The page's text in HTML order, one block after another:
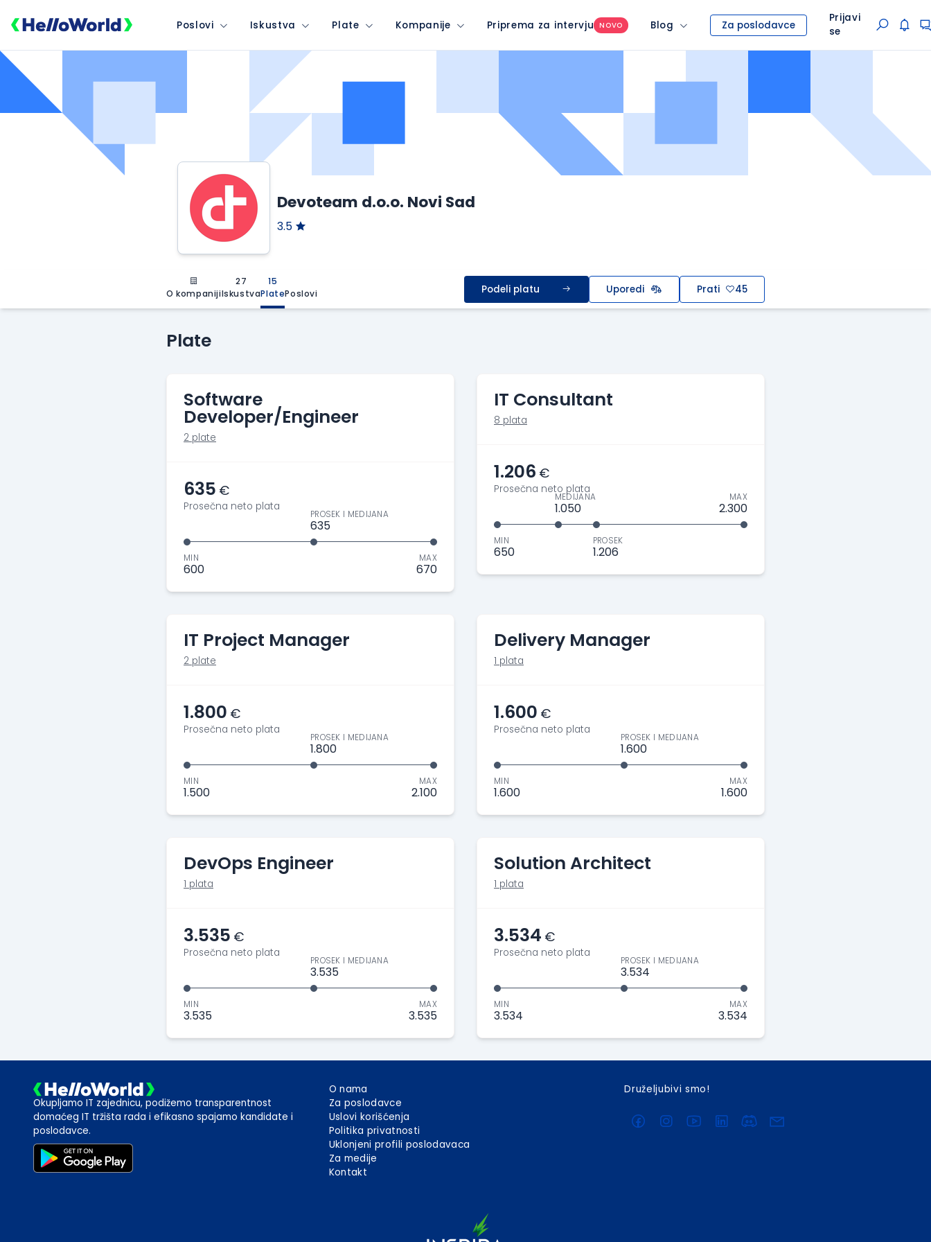
Poslovi Iskustva Plate Kompanije Priprema za intervju NOVO Blog Za poslodavce
Prijavi
se
Devoteam d.o.o. Novi Sad
3.5
O kompaniji
27
Iskustva
15
PlatePoslovi Podeli platu Uporedi Prati 45
Plate
Software
Developer/Engineer
2 plate
635 €
Prosečna neto plata
MIN
600
PROSEK I MEDIJANA
635
MAX
670
IT Consultant
8 plata
1.206 €
Prosečna neto plata
MIN
650
MEDIJANA
1.050
PROSEK
1.206
MAX
2.300
IT Project Manager
2 plate
1.800 €
Prosečna neto plata
MIN
1.500
PROSEK I MEDIJANA
1.800
MAX
2.100
Delivery Manager
1 plata
1.600 €
Prosečna neto plata
MIN
1.600
PROSEK I MEDIJANA
1.600
MAX
1.600
DevOps Engineer
1 plata
3.535 €
Prosečna neto plata
MIN
3.535
PROSEK I MEDIJANA
3.535
MAX
3.535
Solution Architect
1 plata
3.534 €
Prosečna neto plata
MIN
3.534
PROSEK I MEDIJANA
3.534
MAX
3.534
Okupljamo IT zajednicu, podižemo transparentnost
domaćeg IT tržišta rada i efikasno spajamo kandidate i
poslodavce.
O nama
Za poslodavce
Uslovi korišćenja
Politika privatnosti
Uklonjeni profili poslodavaca
Za medije
Kontakt
Druželjubivi smo!